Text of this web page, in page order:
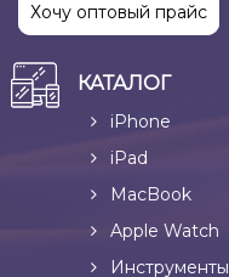
Хочу оптовый прайс
КАТАЛОГ
iPhone
iPad
MacBook
Apple Watch
Инструменты